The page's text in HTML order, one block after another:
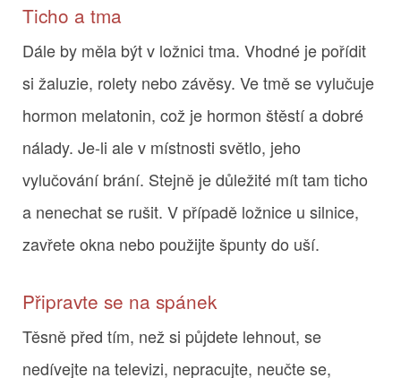
Ticho a tma
Dále by měla být v ložnici tma. Vhodné je pořídit
si žaluzie, rolety nebo závěsy. Ve tmě se vylučuje
hormon melatonin, což je hormon štěstí a dobré
nálady. Je-li ale v místnosti světlo, jeho
vylučování brání. Stejně je důležité mít tam ticho
a nenechat se rušit. V případě ložnice u silnice,
zavřete okna nebo použijte špunty do uší.
Připravte se na spánek
Těsně před tím, než si půjdete lehnout, se
nedívejte na televizi, nepracujte, neučte se,